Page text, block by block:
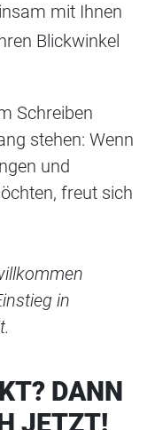
mit Ihnen
Blickwinkel
Schreiben
stehen: Wenn
und
freut sich
in
DANN
JETZT!